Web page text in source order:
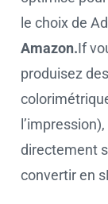
le choix de
Amazon.If
produisez
directement
convertir en